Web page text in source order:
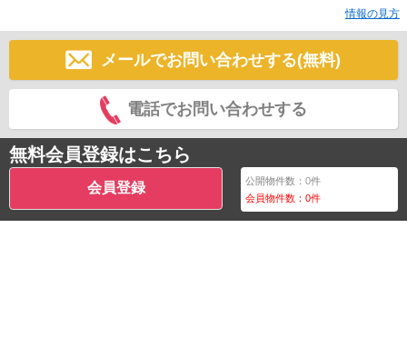
情報の見方
メールでお問い合わせする(無料)
電話でお問い合わせする
無料会員登録はこちら
会員登録 公開物件数：0件
会員物件数：0件